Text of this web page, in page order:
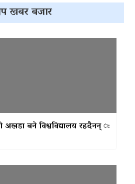
खबर बजार
अखडा बने विश्वविद्यालय रहदैनन् ः